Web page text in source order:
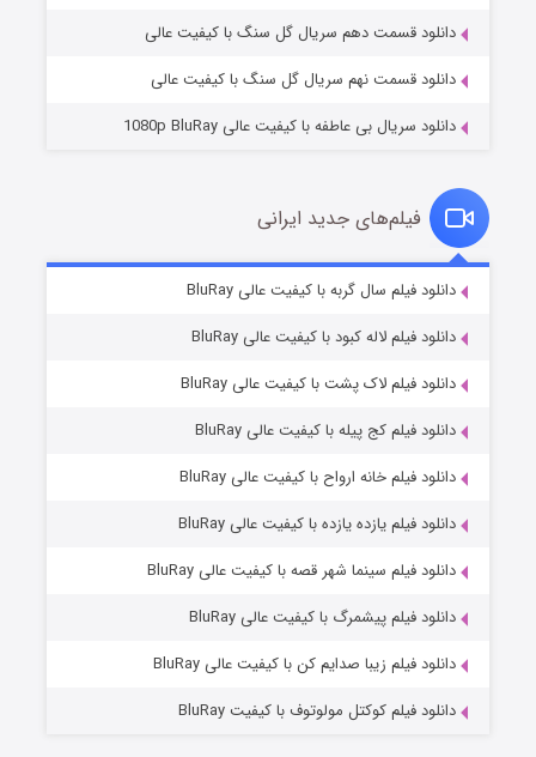
قسمت۷ (زیرنویس) منتشر شد
دانلود قسمت دهم سریال گل سنگ با کیفیت عالی
دانلود قسمت نهم سریال گل سنگ با کیفیت عالی
دانلود سریال بی عاطفه با کیفیت عالی 1080p BluRay
فیلم‌های جدید ایرانی
دانلود فیلم سال گربه با کیفیت عالی BluRay
دانلود فیلم لاله کبود با کیفیت عالی BluRay
دانلود فیلم لاک پشت با کیفیت عالی BluRay
دانلود فیلم کج‌ پیله با کیفیت عالی BluRay
دانلود فیلم خانه ارواح با کیفیت عالی BluRay
دانلود فیلم یازده یازده با کیفیت عالی BluRay
دانلود فیلم سینما شهر قصه با کیفیت عالی BluRay
دانلود فیلم پیشمرگ با کیفیت عالی BluRay
دانلود فیلم زیبا صدایم کن با کیفیت عالی BluRay
دانلود فیلم کوکتل مولوتوف با کیفیت BluRay